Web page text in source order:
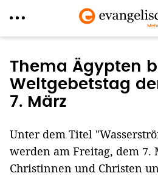
zum
Inhalt
Thema Ägypten
Weltgebetstag
7. März
Unter dem Titel
werden am Freitag, dem 7.
Christinnen und Christen